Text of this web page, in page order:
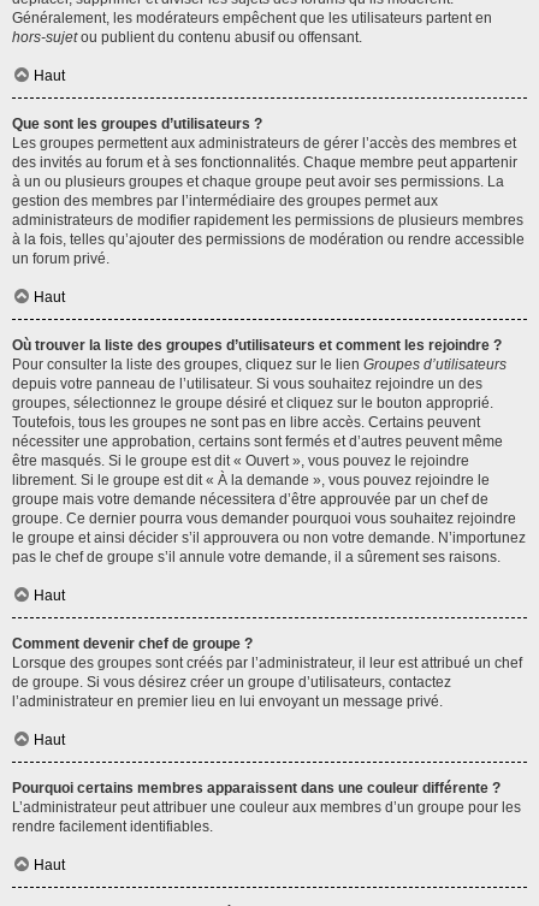
Généralement, les modérateurs empêchent que les utilisateurs partent en
hors-sujetou publient du contenu abusif ou offensant.
Haut
Que sont les groupes d’utilisateurs ?
Les groupes permettent aux administrateurs de gérer l’accès des membres et
des invités au forum et à ses fonctionnalités. Chaque membre peut appartenir
à un ou plusieurs groupes et chaque groupe peut avoir ses permissions. La
gestion des membres par l’intermédiaire des groupes permet aux
administrateurs de modifier rapidement les permissions de plusieurs membres
à la fois, telles qu’ajouter des permissions de modération ou rendre accessible
un forum privé.
Haut
Où trouver la liste des groupes d’utilisateurs et comment les rejoindre ?
Pour consulter la liste des groupes, cliquez sur le lien Groupes d’utilisateurs
depuis votre panneau de l’utilisateur. Si vous souhaitez rejoindre un des
groupes, sélectionnez le groupe désiré et cliquez sur le bouton approprié.
Toutefois, tous les groupes ne sont pas en libre accès. Certains peuvent
nécessiter une approbation, certains sont fermés et d’autres peuvent même
être masqués. Si le groupe est dit « Ouvert », vous pouvez le rejoindre
librement. Si le groupe est dit « À la demande », vous pouvez rejoindre le
groupe mais votre demande nécessitera d’être approuvée par un chef de
groupe. Ce dernier pourra vous demander pourquoi vous souhaitez rejoindre
le groupe et ainsi décider s’il approuvera ou non votre demande. N’importunez
pas le chef de groupe s’il annule votre demande, il a sûrement ses raisons.
Haut
Comment devenir chef de groupe ?
Lorsque des groupes sont créés par l’administrateur, il leur est attribué un chef
de groupe. Si vous désirez créer un groupe d’utilisateurs, contactez
l’administrateur en premier lieu en lui envoyant un message privé.
Haut
Pourquoi certains membres apparaissent dans une couleur différente ?
L’administrateur peut attribuer une couleur aux membres d’un groupe pour les
rendre facilement identifiables.
Haut